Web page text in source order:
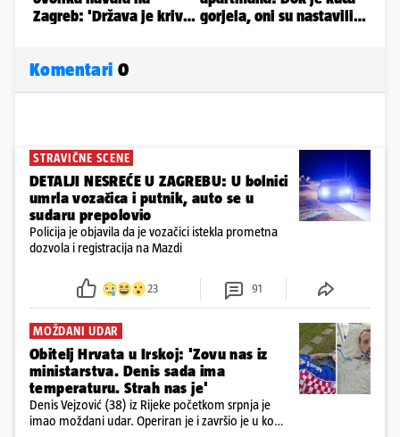
Komentari 0
STRAVIČNE SCENE
DETALJI NESREĆE U ZAGREBU: U bolnici
umrla vozačica i putnik, auto se u
sudaru prepolovio
Policija je objavila da je vozačici istekla prometna
dozvola i registracija na Mazdi
23 91
MOŽDANI UDAR
Obitelj Hrvata u Irskoj: 'Zovu nas iz
ministarstva. Denis sada ima
temperaturu. Strah nas je'
Denis Vejzović (38) iz Rijeke početkom srpnja je
imao moždani udar. Operiran je i završio je u komi.